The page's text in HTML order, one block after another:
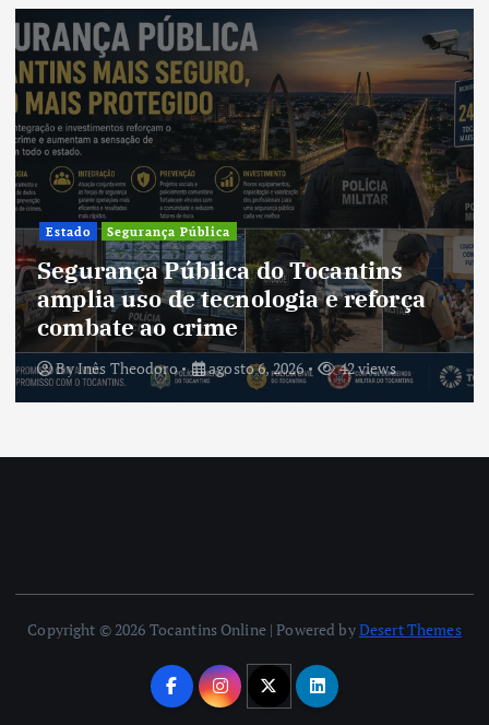
Cultura
Cultura do Tocantins preserva
tradições e fortalece identidade de
um estado em constante
transformação
ByInês Theodoro agosto 5, 2026 40 views
Copyright © 2026 Tocantins Online | Powered byDesert Themes